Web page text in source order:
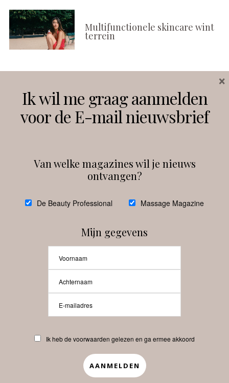
Multifunctionele skincare wint
terrein
Instagram Facebook
debeautyprofessional
Beauty-Pro.nl
Abonneren Contact
APP
Ik wil me graag aanmelden
voor de E-mail nieuwsbrief
Van welke magazines wil je nieuws
ontvangen?
De Beauty Professional Massage Magazine
Mijn gegevens
Ik heb de voorwaarden gelezen en ga ermee akkoord
×